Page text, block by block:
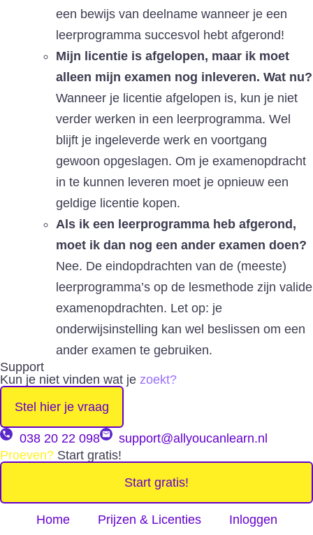
een bewijs van deelname wanneer je een
leerprogramma succesvol hebt afgerond!
Mijn licentie is afgelopen, maar ik moet
alleen mijn examen nog inleveren. Wat nu?
Wanneer je licentie afgelopen is, kun je niet
verder werken in een leerprogramma. Wel
blijft je ingeleverde werk en voortgang
gewoon opgeslagen. Om je examenopdracht
in te kunnen leveren moet je opnieuw een
geldige licentie kopen.
Als ik een leerprogramma heb afgerond,
moet ik dan nog een ander examen doen?
Nee. De eindopdrachten van de (meeste)
leerprogramma’s op de lesmethode zijn valide
examenopdrachten. Let op: je
onderwijsinstelling kan wel beslissen om een
ander examen te gebruiken.
Support
Kun je niet vinden wat je zoekt?
Stel hier je vraag
038 20 22 098
support@allyoucanlearn.nl
Proeven? Start gratis!
Start gratis!
Home Prijzen & Licenties Inloggen